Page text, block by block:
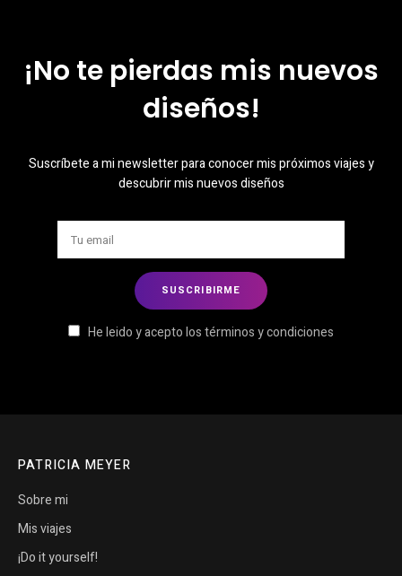
¡No te pierdas mis nuevos
diseños!
Suscríbete a mi newsletter para conocer mis próximos viajes y
descubrir mis nuevos diseños
He leido y acepto los términos y condiciones
PATRICIA MEYER
Sobre mi
Mis viajes
¡Do it yourself!